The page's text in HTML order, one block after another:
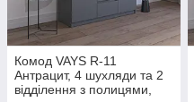
Комод VAYS R-11
Антрацит, 4 шухляди та 2
відділення з полицями,